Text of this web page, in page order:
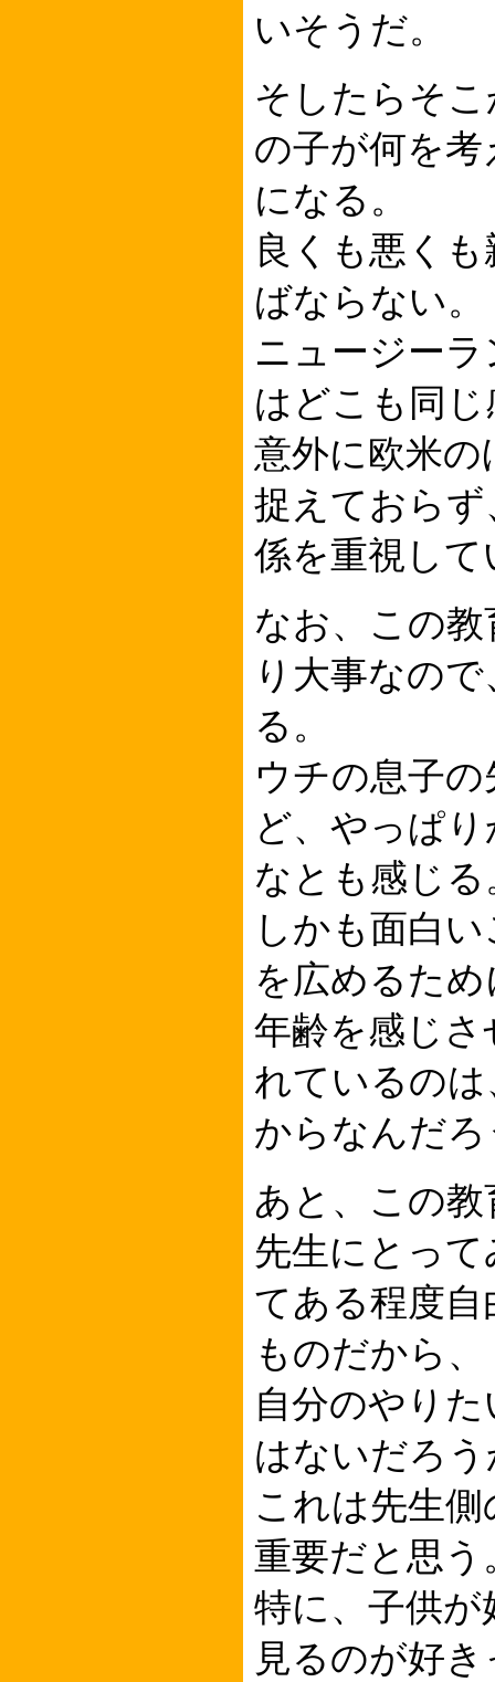
いそうだ。
そしたらそ
の子が何を
になる。
良くも悪く
ばならない。
ニュージー
はどこも同
意外に欧米
捉えておら
係を重視し
なお、この
り大事なの
る。
ウチの息子
ど、やっぱ
なとも感じる
しかも面白
を広めるた
年齢を感じ
れているの
からなんだ
あと、この
先生にとっ
てある程度
ものだから、
自分のやり
はないだろ
これは先生
重要だと思う
特に、子供
見るのが好